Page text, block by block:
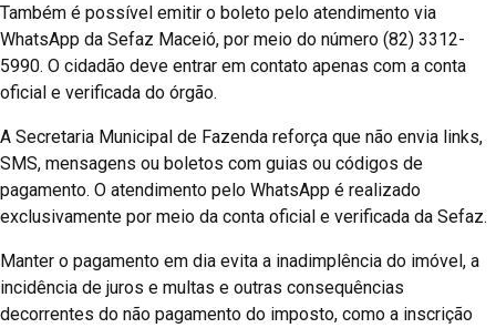
Também é possível emitir o boleto pelo atendimento via
WhatsApp da Sefaz Maceió, por meio do número (82) 3312-
5990. O cidadão deve entrar em contato apenas com a conta
oficial e verificada do órgão.
A Secretaria Municipal de Fazenda reforça que não envia links,
SMS, mensagens ou boletos com guias ou códigos de
pagamento. O atendimento pelo WhatsApp é realizado
exclusivamente por meio da conta oficial e verificada da Sefaz.
Manter o pagamento em dia evita a inadimplência do imóvel, a
incidência de juros e multas e outras consequências
decorrentes do não pagamento do imposto, como a inscrição